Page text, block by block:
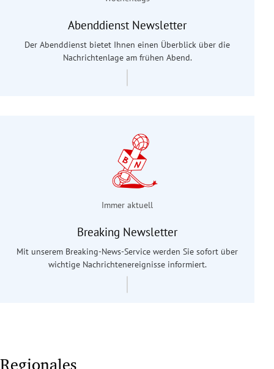
Abenddienst Newsletter
Der Abenddienst bietet Ihnen einen Überblick über die
Nachrichtenlage am frühen Abend.
Immer aktuell
Breaking Newsletter
Mit unserem Breaking-News-Service werden Sie sofort über
wichtige Nachrichtenereignisse informiert.